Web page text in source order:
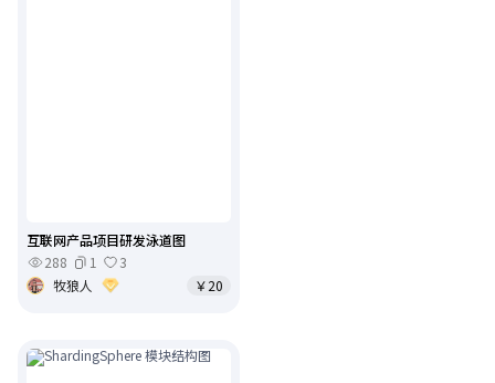
互联网产品项目研发泳道图
288
1
3
牧狼人
￥20